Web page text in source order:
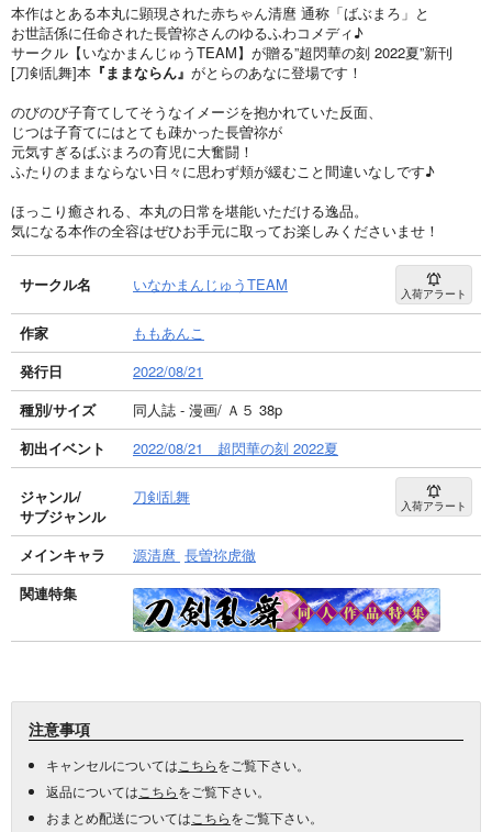
本作はとある本丸に顕現された赤ちゃん清麿 通称「ばぶまろ」と
お世話係に任命された長曽祢さんのゆるふわコメディ♪
サークル【いなかまんじゅうTEAM】が贈る”超閃華の刻 2022夏”新刊
[刀剣乱舞]本 『ままならん』 がとらのあなに登場です！
のびのび子育てしてそうなイメージを抱かれていた反面、
じつは子育てにはとても疎かった長曽祢が
元気すぎるばぶまろの育児に大奮闘！
ふたりのままならない日々に思わず頬が緩むこと間違いなしです♪
ほっこり癒される、本丸の日常を堪能いただける逸品。
気になる本作の全容はぜひお手元に取ってお楽しみくださいませ！
サークル名 いなかまんじゅうTEAM 入荷アラート
作家
ももあんこ
発行日
2022/08/21
種別/サイズ
同人誌 - 漫画/ Ａ５ 38p
初出イベント
2022/08/21 超閃華の刻 2022夏
ジャンル/
サブジャンル
刀剣乱舞 入荷アラート
メインキャラ 源清麿 長曽祢虎徹
関連特集
注意事項
キャンセルについては こちらをご覧下さい。
返品については こちらをご覧下さい。
おまとめ配送については こちらをご覧下さい。